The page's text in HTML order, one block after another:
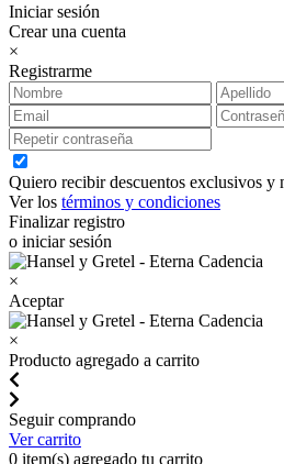
Iniciar sesión
Crear una cuenta
×
Registrarme
Quiero recibir descuentos exclusivos y
Ver los términos y condiciones
Finalizar registro
o iniciar sesión
×
Aceptar
×
Producto agregado a carrito
Seguir comprando
Ver carrito
0 item(s) agregado tu carrito